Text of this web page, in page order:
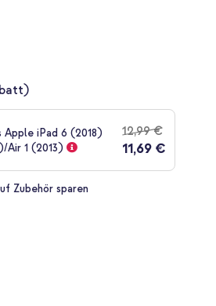
Apple iPad 6 (2018)
Air 1 (2013)
12,99 €
11,69 €
Zubehör sparen